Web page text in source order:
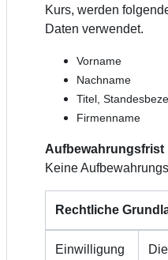
Kurs, werden
Daten verwendet.
Vorname
Nachname
Titel,
Firmenname
Aufbewahrungsfrist
Keine
Rechtliche
Einwilligung